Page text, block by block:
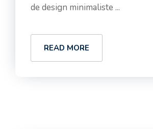
de design minimaliste ...
READ MORE